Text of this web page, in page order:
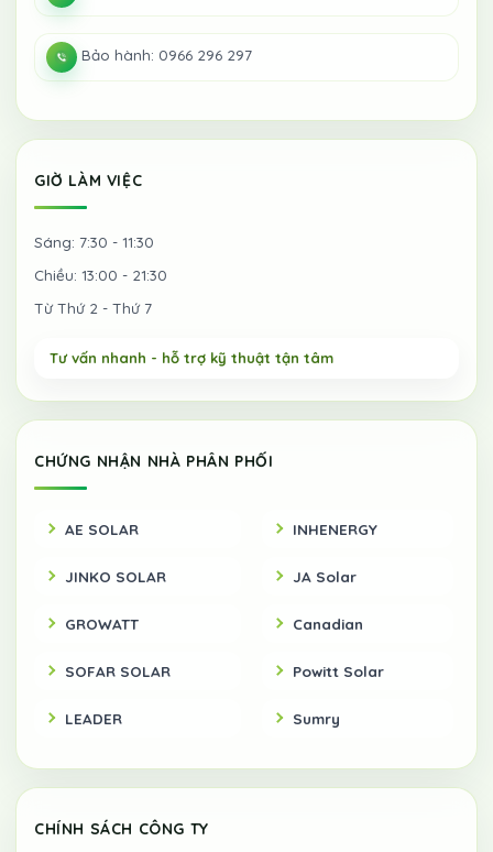
Bảo hành: 0966 296 297
GIỜ LÀM VIỆC
Sáng: 7:30 - 11:30
Chiều: 13:00 - 21:30
Từ Thứ 2 - Thứ 7
CHỨNG NHẬN NHÀ PHÂN PHỐI
AE SOLAR
JINKO SOLAR
GROWATT
SOFAR SOLAR
LEADER
INHENERGY
JA Solar
Canadian
Powitt Solar
Sumry
CHÍNH SÁCH CÔNG TY